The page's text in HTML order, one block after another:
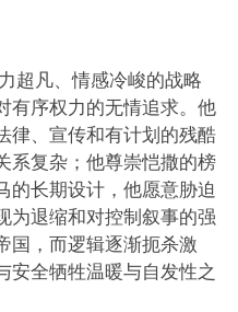
超凡、情感冷峻的战略
有序权力的无情追求。他
律、宣传和有计划的残酷
系复杂；他尊崇恺撒的榜
的长期设计，他愿意胁迫
为退缩和对控制叙事的强
国，而逻辑逐渐扼杀激
安全牺牲温暖与自发性之